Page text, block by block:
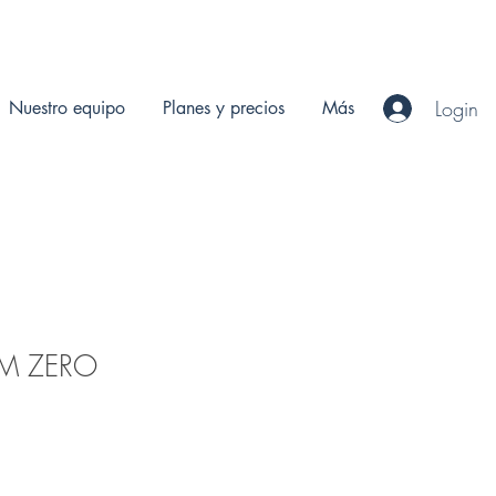
Nuestro equipo Planes y precios Más Login
ZERO